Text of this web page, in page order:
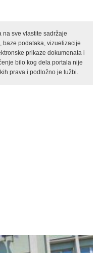
na sve vlastite sadržaje
baze podataka, vizuelizacije
prikaze dokumenata i
bilo kog dela portala nije
prava i podložno je tužbi.